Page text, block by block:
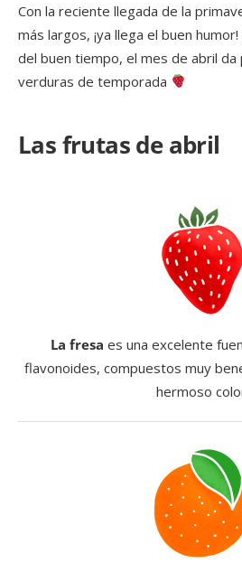
Con la reciente llegada de la
más largos, ¡ya llega el buen
del buen tiempo, el mes de abril
verduras de temporada
Las frutas de abril
La fresa es una excelente
flavonoides, compuestos muy
hermoso